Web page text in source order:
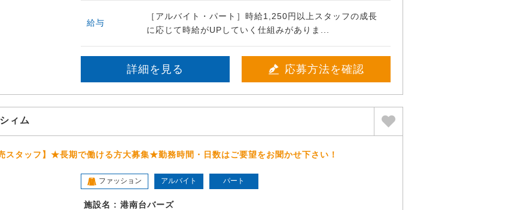
給与
［アルバイト・パート］時給1,250円以上スタッフの成長
に応じて時給がUPしていく仕組みがありま...
詳細を見る 応募方法を確認
ィム
売スタッフ】★長期で働ける方大募集★勤務時間・日数はご要望をお聞かせ下さい！
ファッション アルバイト パート
施設名 : 港南台バーズ